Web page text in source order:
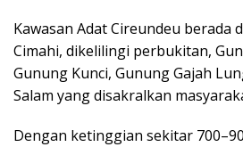
Kawasan Adat Cireundeu berada
Cimahi, dikelilingi perbukitan,
Gunung Kunci, Gunung Gajah
Salam yang disakralkan
Dengan ketinggian sekitar